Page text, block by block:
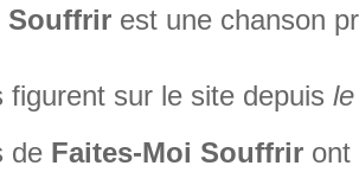
Souffrir est une chanson
figurent sur le site depuis
de Faites-Moi Souffrir ont